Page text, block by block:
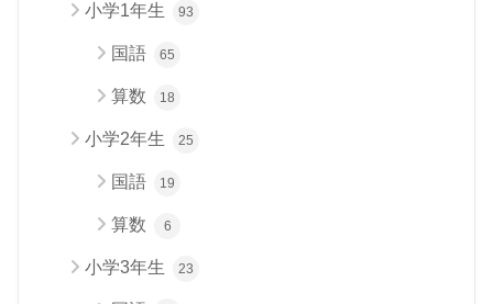
小学1年生 93
国語 65
算数 18
小学2年生 25
国語 19
算数 6
小学3年生 23